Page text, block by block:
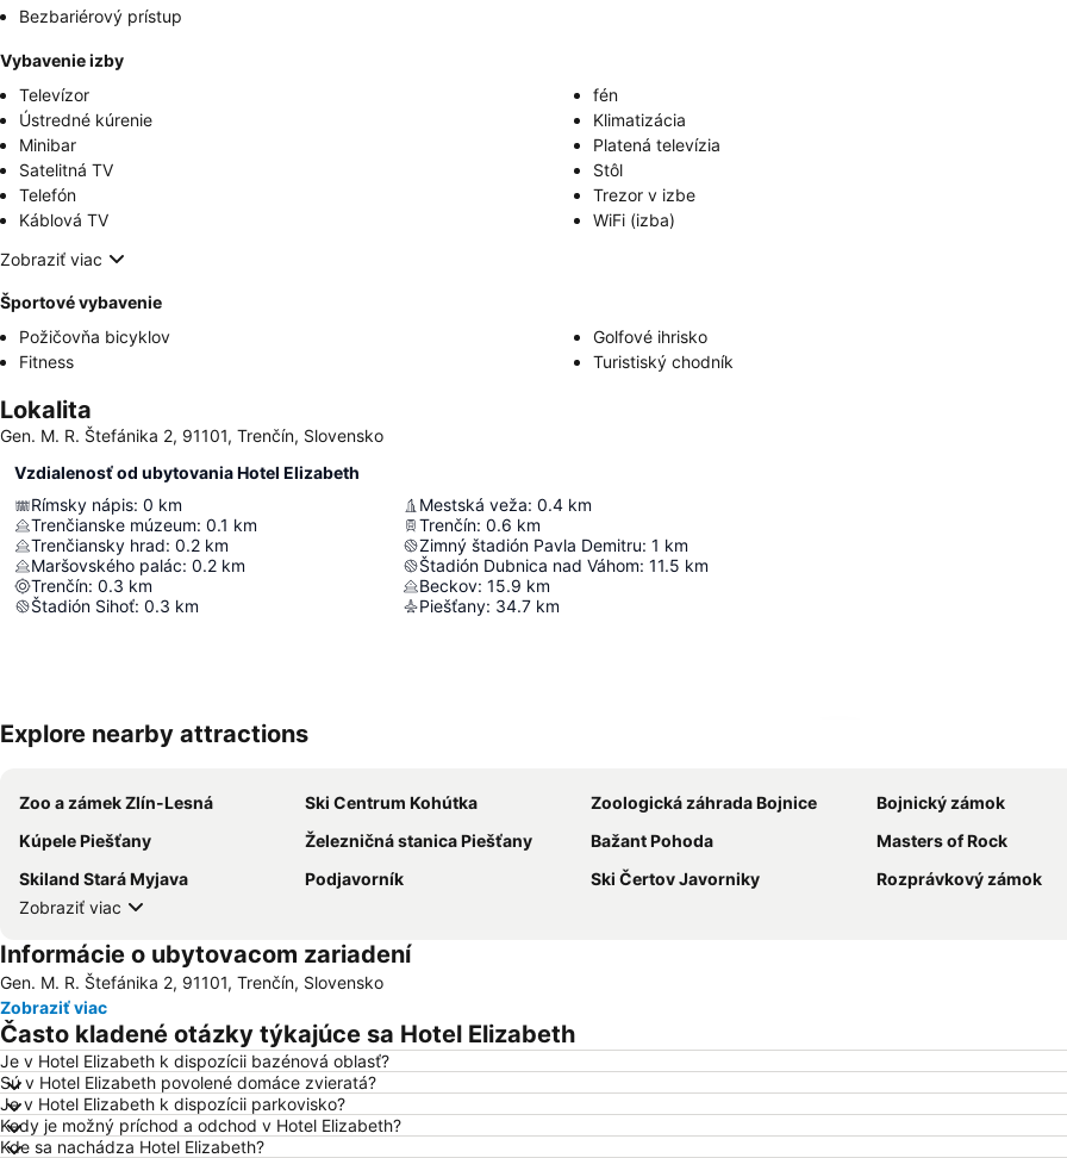
Bezbariérový prístup
Vybavenie izby
Televízor
fén
Ústredné kúrenie
Klimatizácia
Minibar
Platená televízia
Satelitná TV
Stôl
Telefón
Trezor v izbe
Káblová TV
WiFi (izba)
Zobraziť viac
Športové vybavenie
Požičovňa bicyklov
Golfové ihrisko
Fitness
Turistiský chodník
Lokalita
Gen. M. R. Štefánika 2, 91101, Trenčín, Slovensko
Vzdialenosť od ubytovania Hotel Elizabeth
Rímsky nápis: 0 km
Trenčianske múzeum: 0.1 km
Trenčiansky hrad: 0.2 km
Maršovského palác: 0.2 km
Trenčín: 0.3 km
Štadión Sihoť: 0.3 km
Mestská veža: 0.4 km
Trenčín: 0.6 km
Zimný štadión Pavla Demitru: 1 km
Štadión Dubnica nad Váhom: 11.5 km
Beckov: 15.9 km
Piešťany: 34.7 km
Explore nearby attractions
Zoo a zámek Zlín-Lesná Ski Centrum Kohútka Zoologická záhrada Bojnice
Bojnický zámok
Kúpele Piešťany
Železničná stanica Piešťany Bažant Pohoda
Masters of Rock
Skiland Stará Myjava
Podjavorník Ski Čertov Javorniky
Rozprávkový zámok
Zobraziť viac
Informácie o ubytovacom zariadení
Gen. M. R. Štefánika 2, 91101, Trenčín, Slovensko
Zobraziť viac
Často kladené otázky týkajúce sa Hotel Elizabeth
Je v Hotel Elizabeth k dispozícii bazénová oblasť?
Sú v Hotel Elizabeth povolené domáce zvieratá?
Je v Hotel Elizabeth k dispozícii parkovisko?
Kedy je možný príchod a odchod v Hotel Elizabeth?
Kde sa nachádza Hotel Elizabeth?